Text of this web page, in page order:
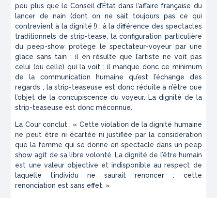
peu plus que le Conseil d’État dans l’affaire française du
lancer de nain (dont on ne sait toujours pas ce qui
contrevient à la dignité !) : à la différence des spectacles
traditionnels de strip-tease, la configuration particulière
du peep-show protège le spectateur-voyeur par une
glace sans tain ; il en résulte que l’artiste ne voit pas
celui (ou celle) qui la voit ; il manque donc ce minimum
de la communication humaine qu’est l’échange des
regards ; la strip-teaseuse est donc réduite à n’être que
l’objet de la concupiscence du voyeur. La dignité de la
strip-teaseuse est donc méconnue.
La Cour conclut : « Cette violation de la dignité humaine
ne peut être ni écartée ni justifiée par la considération
que la femme qui se donne en spectacle dans un peep
show agit de sa libre volonté. La dignité de l’être humain
est une valeur objective et indisponible au respect de
laquelle l’individu ne saurait renoncer : cette
renonciation est sans effet. »